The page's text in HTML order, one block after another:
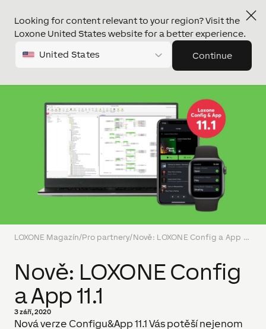
Looking for content relevant to your region? Visit the
Loxone United States website for a better experience.
United States Continue
LOXONE Magazín/Pro partnery/ Nově: LOXONE Config a App 11.1
Nově: LOXONE Config
a App 11.1
3 září, 2020
Nová verze Configu&App 11.1 Vás potěší nejenom